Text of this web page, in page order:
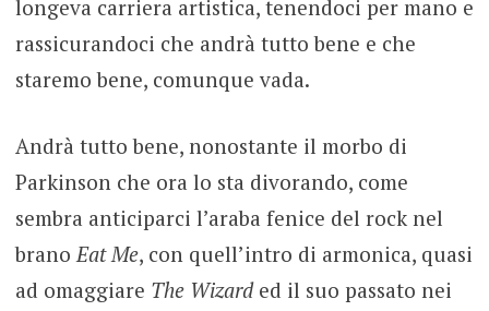
longeva carriera artistica, tenendoci per mano e
rassicurandoci che andrà tutto bene e che
staremo bene, comunque vada.
Andrà tutto bene, nonostante il morbo di
Parkinson che ora lo sta divorando, come
sembra anticiparci l’araba fenice del rock nel
branoEat Me, con quell’intro di armonica, quasi
ad omaggiare The Wizard ed il suo passato nei